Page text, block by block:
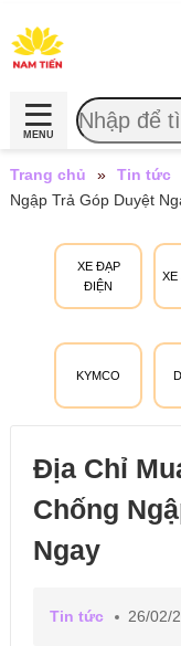
MENU
XE ĐẠP
ĐIỆN
XE
KYMCO
Trang chủ » Tin tức
Ngập Trả Góp Duyệt
Địa Chỉ
Chống
Ngay
Tin tức 26/02/